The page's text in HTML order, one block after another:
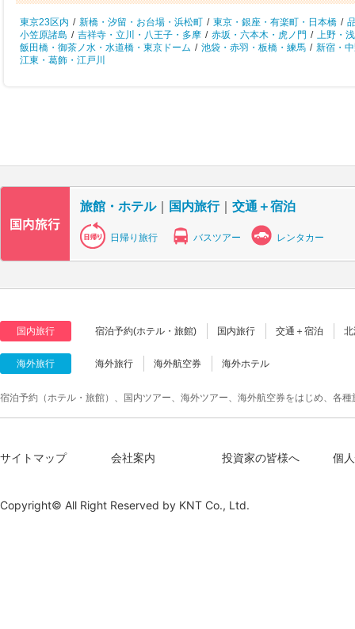
東京23区内 / 新橋・汐留・お台場・浜松町 / 東京・銀座・有楽町・日本橋 /
小笠原諸島 / 吉祥寺・立川・八王子・多摩 / 赤坂・六本木・虎ノ門 / 上野・
飯田橋・御茶ノ水・水道橋・東京ドーム / 池袋・赤羽・板橋・練馬 / 新宿・
江東・葛飾・江戸川
旅館・ホテル｜ 国内旅行｜ 交通＋宿泊
日帰り旅行 バスツアー レンタカー
国内旅行 宿泊予約(ホテル・旅館) 国内旅行 交通＋宿泊
海外旅行 海外旅行 海外航空券 海外ホテル
宿泊予約（ホテル・旅館）、国内ツアー、海外ツアー、海外航空券をはじめ、各
サイトマップ 会社案内 投資家の皆様へ 個
Copyright© All Right Reserved by KNT Co., Ltd.